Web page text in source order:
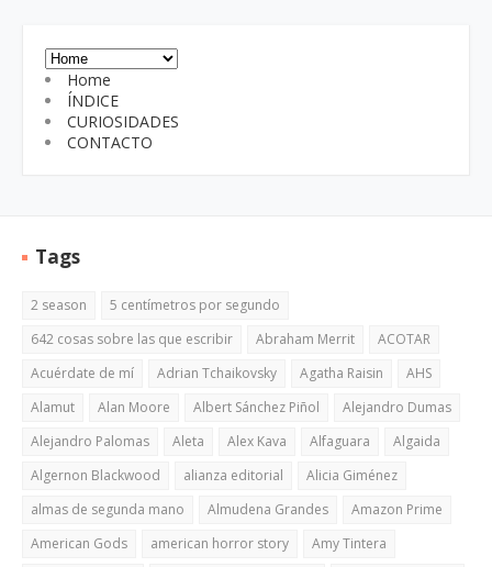
Home
ÍNDICE
CURIOSIDADES
CONTACTO
Tags
2 season
5 centímetros por segundo
642 cosas sobre las que escribir
Abraham Merrit
ACOTAR
Acuérdate de mí
Adrian Tchaikovsky Agatha Raisin
AHS
Alamut
Alan Moore Albert Sánchez Piñol
Alejandro Dumas
Alejandro Palomas
Aleta Alex Kava Alfaguara
Algaida
Algernon Blackwood
alianza editorial
Alicia Giménez
almas de segunda mano
Almudena Grandes
Amazon Prime
American Gods
american horror story
Amy Tintera